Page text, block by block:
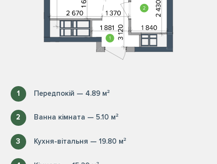
1 Передпокій — 4.89 м²
2 Ванна кімната — 5.10 м²
3 Кухня-вітальня — 19.80 м²